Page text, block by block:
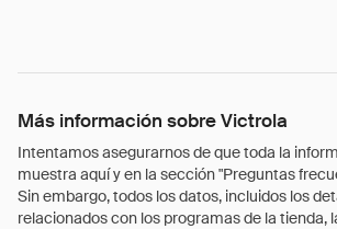
Más información sobre Victrola
Intentamos asegurarnos de que toda la
muestra aquí y en la sección "Preguntas
Sin embargo, todos los datos, incluidos los
relacionados con los programas de la tienda,